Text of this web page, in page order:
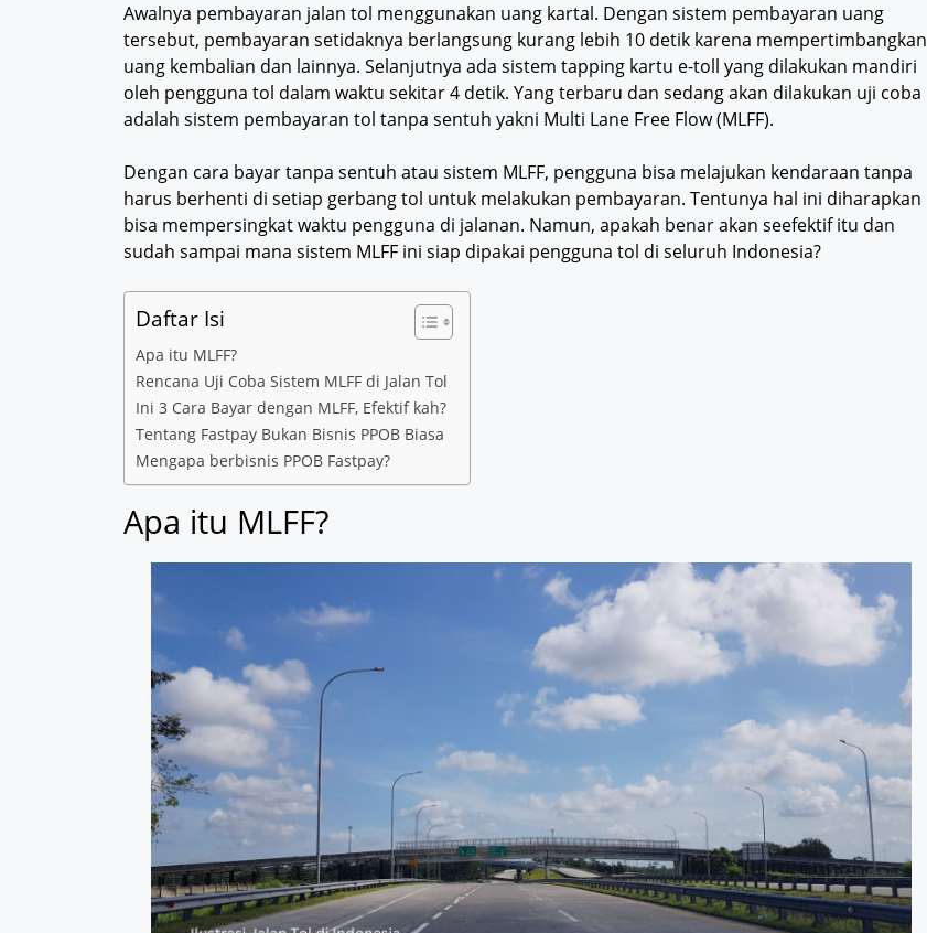
Awalnya pembayaran jalan tol menggunakan uang kartal. Dengan sistem pembayaran uang
tersebut, pembayaran setidaknya berlangsung kurang lebih 10 detik karena mempertimbangkan
uang kembalian dan lainnya. Selanjutnya ada sistem tapping kartu e-toll yang dilakukan mandiri
oleh pengguna tol dalam waktu sekitar 4 detik. Yang terbaru dan sedang akan dilakukan uji coba
adalah sistem pembayaran tol tanpa sentuh yakni Multi Lane Free Flow (MLFF).
Dengan cara bayar tanpa sentuh atau sistem MLFF, pengguna bisa melajukan kendaraan tanpa
harus berhenti di setiap gerbang tol untuk melakukan pembayaran. Tentunya hal ini diharapkan
bisa mempersingkat waktu pengguna di jalanan. Namun, apakah benar akan seefektif itu dan
sudah sampai mana sistem MLFF ini siap dipakai pengguna tol di seluruh Indonesia?
Daftar Isi
Apa itu MLFF?
Rencana Uji Coba Sistem MLFF di Jalan Tol
Ini 3 Cara Bayar dengan MLFF, Efektif kah?
Tentang Fastpay Bukan Bisnis PPOB Biasa
Mengapa berbisnis PPOB Fastpay?
Apa itu MLFF?